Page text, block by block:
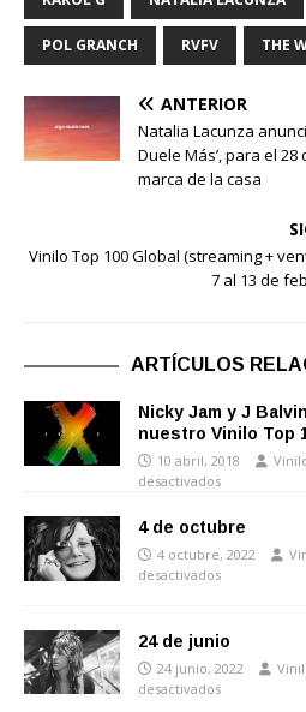
POL GRANCH RVFV THE
ANTERIOR
Natalia Lacunza
Duele Más’, para el
marca de la casa
Vinilo Top 100 Global (streaming +
7 al 13 de
ARTÍCULOS
Nicky Jam y J
nuestro Vinilo Top
10 abril, 2018
desactivados
4 de octubre
4 octubre, 2022
desactivados
24 de junio
24 junio, 2022
desactivados